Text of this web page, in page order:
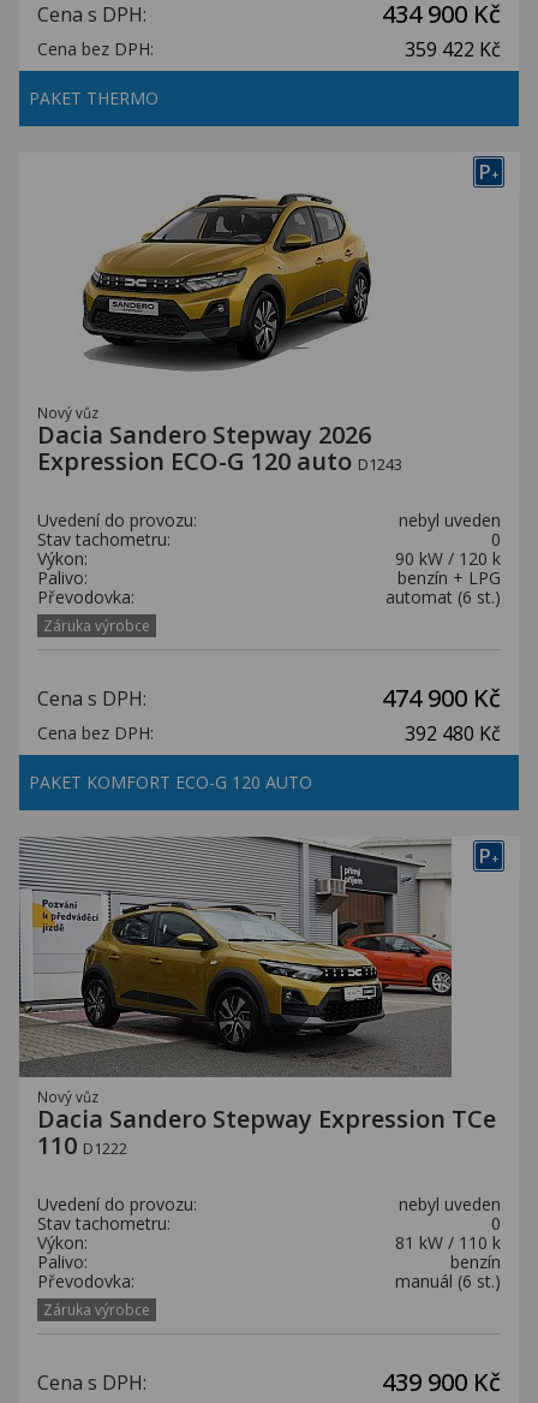
Cena s DPH: 434 900 Kč
Cena bez DPH: 359 422 Kč
PAKET THERMO
P+
Nový vůz
Dacia Sandero Stepway 2026
Expression ECO-G 120 auto D1243
Uvedení do provozu:
nebyl uveden
Stav tachometru:
0
Výkon:
90 kW / 120 k
Palivo:
benzín + LPG
Převodovka:
automat (6 st.)
Záruka výrobce
Cena s DPH: 474 900 Kč
Cena bez DPH: 392 480 Kč
PAKET KOMFORT ECO-G 120 AUTO
P+
Nový vůz
Dacia Sandero Stepway Expression TCe
110 D1222
Uvedení do provozu:
nebyl uveden
Stav tachometru:
0
Výkon:
81 kW / 110 k
Palivo:
benzín
Převodovka:
manuál (6 st.)
Záruka výrobce
Cena s DPH: 439 900 Kč